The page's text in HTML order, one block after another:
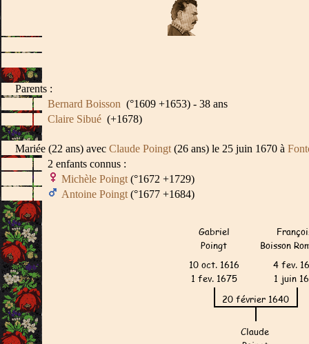
Parents :
Bernard Boisson (°1609 +1653) - 38 ans
Claire Sibué (+1678)
Mariée (22 ans) avec Claude Poingt (26 ans) le 25 juin 1670 à
2 enfants connus :
Michèle Poingt (°1672 +1729)
Antoine Poingt (°1677 +1684)